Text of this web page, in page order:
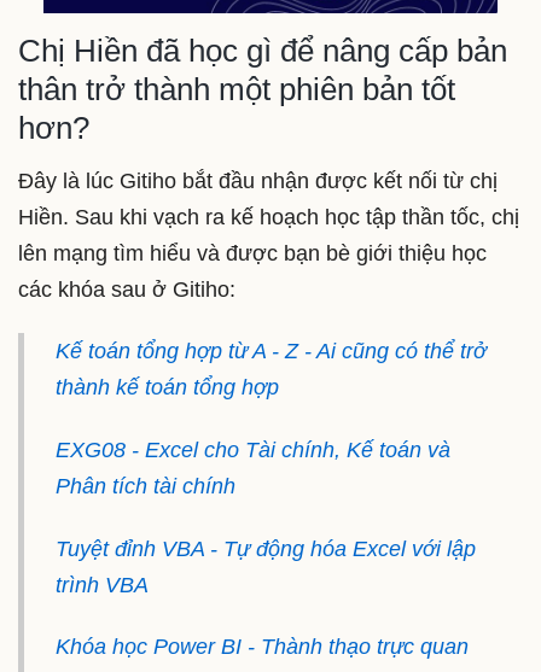
Chị Hiền đã học gì để nâng cấp bản
thân trở thành một phiên bản tốt
hơn?
Đây là lúc Gitiho bắt đầu nhận được kết nối từ chị
Hiền. Sau khi vạch ra kế hoạch học tập thần tốc, chị
lên mạng tìm hiểu và được bạn bè giới thiệu học
các khóa sau ở Gitiho:
Kế toán tổng hợp từ A - Z - Ai cũng có thể trở
thành kế toán tổng hợp
EXG08 - Excel cho Tài chính, Kế toán và
Phân tích tài chính
Tuyệt đỉnh VBA - Tự động hóa Excel với lập
trình VBA
Khóa học Power BI - Thành thạo trực quan